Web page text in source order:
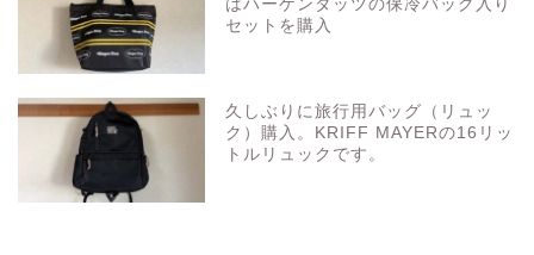
はハーゲンダッツの保冷バッグ入り
セットを購入
久しぶりに旅行用バッグ（リュッ
ク）購入。KRIFF MAYERの16リッ
トルリュックです。